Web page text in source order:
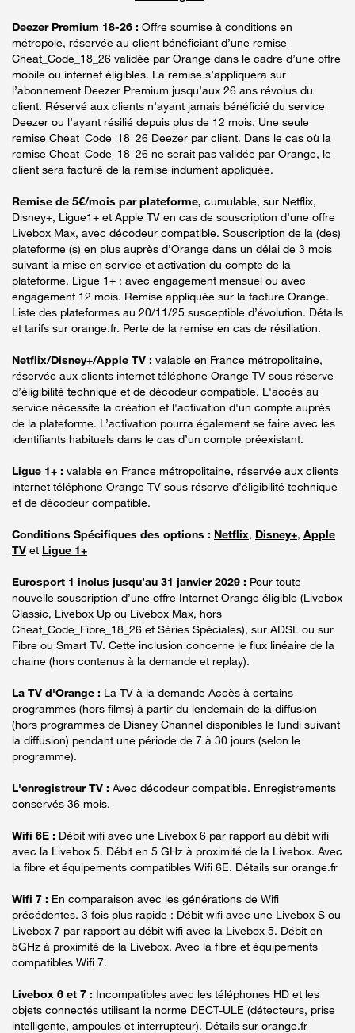
Deezer Premium 18-26 : Offre soumise à conditions en
métropole, réservée au client bénéficiant d’une remise
Cheat_Code_18_26 validée par Orange dans le cadre d’une offre
mobile ou internet éligibles. La remise s’appliquera sur
l’abonnement Deezer Premium jusqu’aux 26 ans révolus du
client. Réservé aux clients n’ayant jamais bénéficié du service
Deezer ou l’ayant résilié depuis plus de 12 mois. Une seule
remise Cheat_Code_18_26 Deezer par client. Dans le cas où la
remise Cheat_Code_18_26 ne serait pas validée par Orange, le
client sera facturé de la remise indument appliquée.
Remise de 5€/mois par plateforme, cumulable, sur Netflix,
Disney+, Ligue1+ et Apple TV en cas de souscription d’une offre
Livebox Max, avec décodeur compatible. Souscription de la (des)
plateforme (s) en plus auprès d’Orange dans un délai de 3 mois
suivant la mise en service et activation du compte de la
plateforme. Ligue 1+ : avec engagement mensuel ou avec
engagement 12 mois. Remise appliquée sur la facture Orange.
Liste des plateformes au 20/11/25 susceptible d’évolution. Détails
et tarifs sur orange.fr. Perte de la remise en cas de résiliation.
Netflix/Disney+/Apple TV : valable en France métropolitaine,
réservée aux clients internet téléphone Orange TV sous réserve
d’éligibilité technique et de décodeur compatible. L'accès au
service nécessite la création et l'activation d'un compte auprès
de la plateforme. L’activation pourra également se faire avec les
identifiants habituels dans le cas d’un compte préexistant.
Ligue 1+ : valable en France métropolitaine, réservée aux clients
internet téléphone Orange TV sous réserve d’éligibilité technique
et de décodeur compatible.
Conditions Spécifiques des options : Netflix, Disney+, Apple
TV et Ligue 1+
Eurosport 1 inclus jusqu’au 31 janvier 2029 : Pour toute
nouvelle souscription d’une offre Internet Orange éligible (Livebox
Classic, Livebox Up ou Livebox Max, hors
Cheat_Code_Fibre_18_26 et Séries Spéciales), sur ADSL ou sur
Fibre ou Smart TV. Cette inclusion concerne le flux linéaire de la
chaine (hors contenus à la demande et replay).
La TV d'Orange : La TV à la demande Accès à certains
programmes (hors films) à partir du lendemain de la diffusion
(hors programmes de Disney Channel disponibles le lundi suivant
la diffusion) pendant une période de 7 à 30 jours (selon le
programme).
L'enregistreur TV : Avec décodeur compatible. Enregistrements
conservés 36 mois.
Wifi 6E : Débit wifi avec une Livebox 6 par rapport au débit wifi
avec la Livebox 5. Débit en 5 GHz à proximité de la Livebox. Avec
la fibre et équipements compatibles Wifi 6E. Détails sur orange.fr
Wifi 7 : En comparaison avec les générations de Wifi
précédentes. 3 fois plus rapide : Débit wifi avec une Livebox S ou
Livebox 7 par rapport au débit wifi avec la Livebox 5. Débit en
5GHz à proximité de la Livebox. Avec la fibre et équipements
compatibles Wifi 7.
Livebox 6 et 7 : Incompatibles avec les téléphones HD et les
objets connectés utilisant la norme DECT-ULE (détecteurs, prise
intelligente, ampoules et interrupteur). Détails sur orange.fr